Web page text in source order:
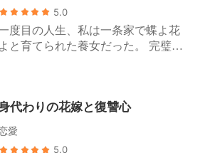
5.0
度目の人生、私は一条家で蝶よ花
よと育てられた養女だった。 完璧な
。 奴らが屋敷に火を放った時、
の芝生に立ち、私が燃え尽きるの
をただ眺めていた。 燃え盛る炎の向
代わりの花嫁と復讐心
愛
5.0